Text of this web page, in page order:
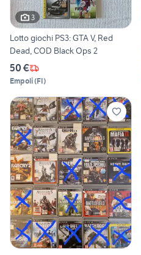
3
Lotto giochi PS3: GTA V, Red
Dead, COD Black Ops 2
50 €
Empoli(FI)